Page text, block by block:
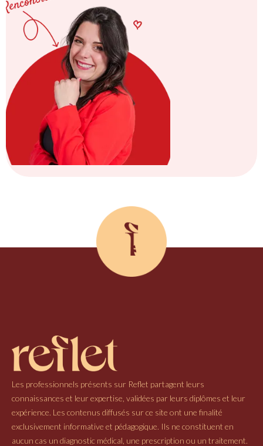
Les professionnels présents sur Reflet partagent leurs
connaissances et leur expertise, validées par leurs diplômes et leur
expérience. Les contenus diffusés sur ce site ont une finalité
exclusivement informative et pédagogique. Ils ne constituent en
aucun cas un diagnostic médical, une prescription ou un traitement.